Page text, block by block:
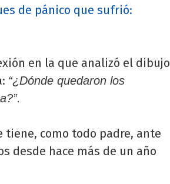
de pánico que sufrió:
en la que analizó el dibujo
“¿Dónde quedaron los
tiene, como todo padre, ante
desde hace más de un año